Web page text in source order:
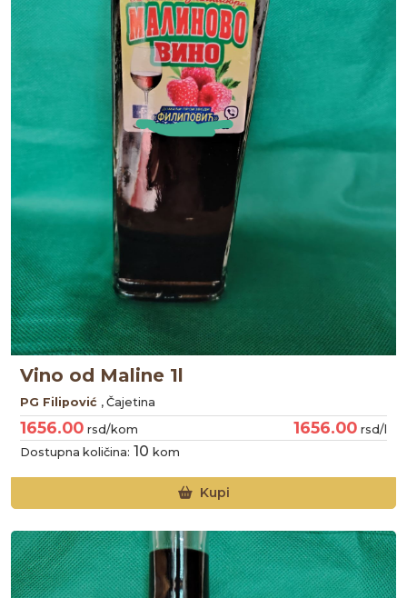
Vino od Maline 1l
PG Filipović , Čajetina
1656.00 rsd/kom 1656.00 rsd/l
Dostupna količina: 10 kom
Kupi